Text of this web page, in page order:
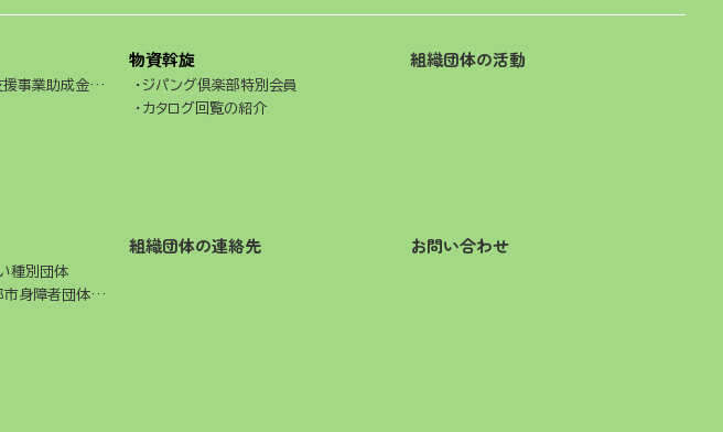
助成金交付事業
物資斡旋
ジパング倶楽部特別会員
カタログ回覧の紹介
組織団体の活動
種別団体
障者団体連合会
組織団体の連絡先 お問い合わせ